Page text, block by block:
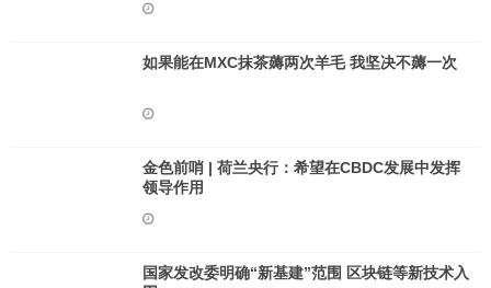
如果能在MXC抹茶薅两次羊毛 我坚决不薅一次
金色前哨 | 荷兰央行：希望在CBDC发展中发挥
领导作用
国家发改委明确“新基建”范围 区块链等新技术入